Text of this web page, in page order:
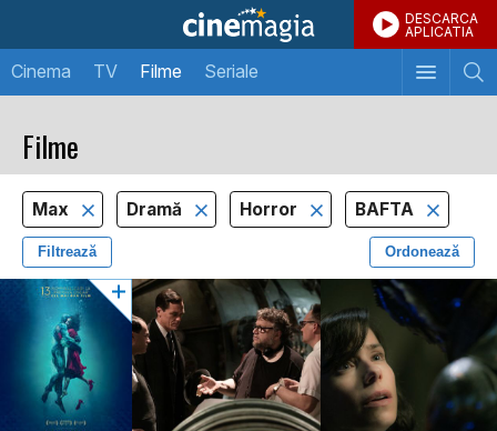
DESCARCA
APLICATIA
Cinema TV Filme Seriale
Filme
Max Dramă Horror BAFTA
Filtrează Ordonează